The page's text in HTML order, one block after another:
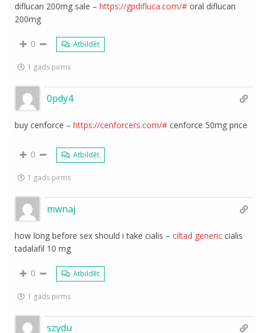
diflucan 200mg sale –https://gpdifluca.com/# oral diflucan
200mg
0 Atbildēt
1 gads pirms
0pdy4
buy cenforce –https://cenforcers.com/# cenforce 50mg price
0 Atbildēt
1 gads pirms
mwnaj
how long before sex should i take cialis –ciltad generic cialis
tadalafil 10 mg
0 Atbildēt
1 gads pirms
szydu